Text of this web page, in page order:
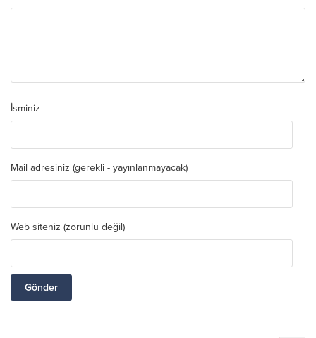
İsminiz
Mail adresiniz (gerekli - yayınlanmayacak)
Web siteniz (zorunlu değil)